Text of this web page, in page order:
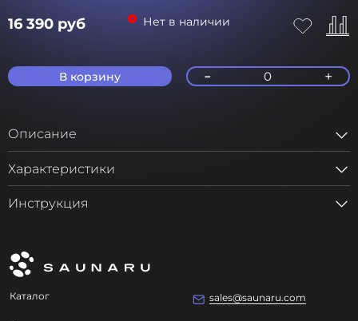
16 390 руб Нет в наличии
В корзину - 0 +
Описание
Характеристики
Инструкция
Каталог sales@saunaru.com